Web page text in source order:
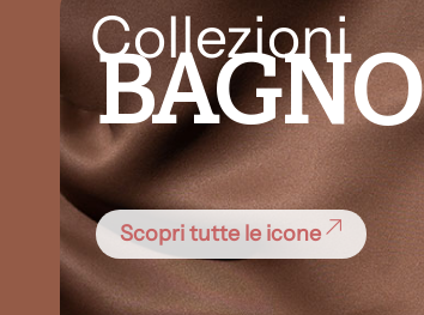
Collezioni
BAGNO
Scopri tutte le icone